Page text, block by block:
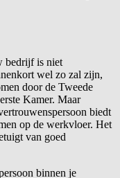
bedrijf is niet
wel zo zal zijn,
door de Tweede
Kamer. Maar
biedt
op de werkvloer. Het
van goed
binnen je